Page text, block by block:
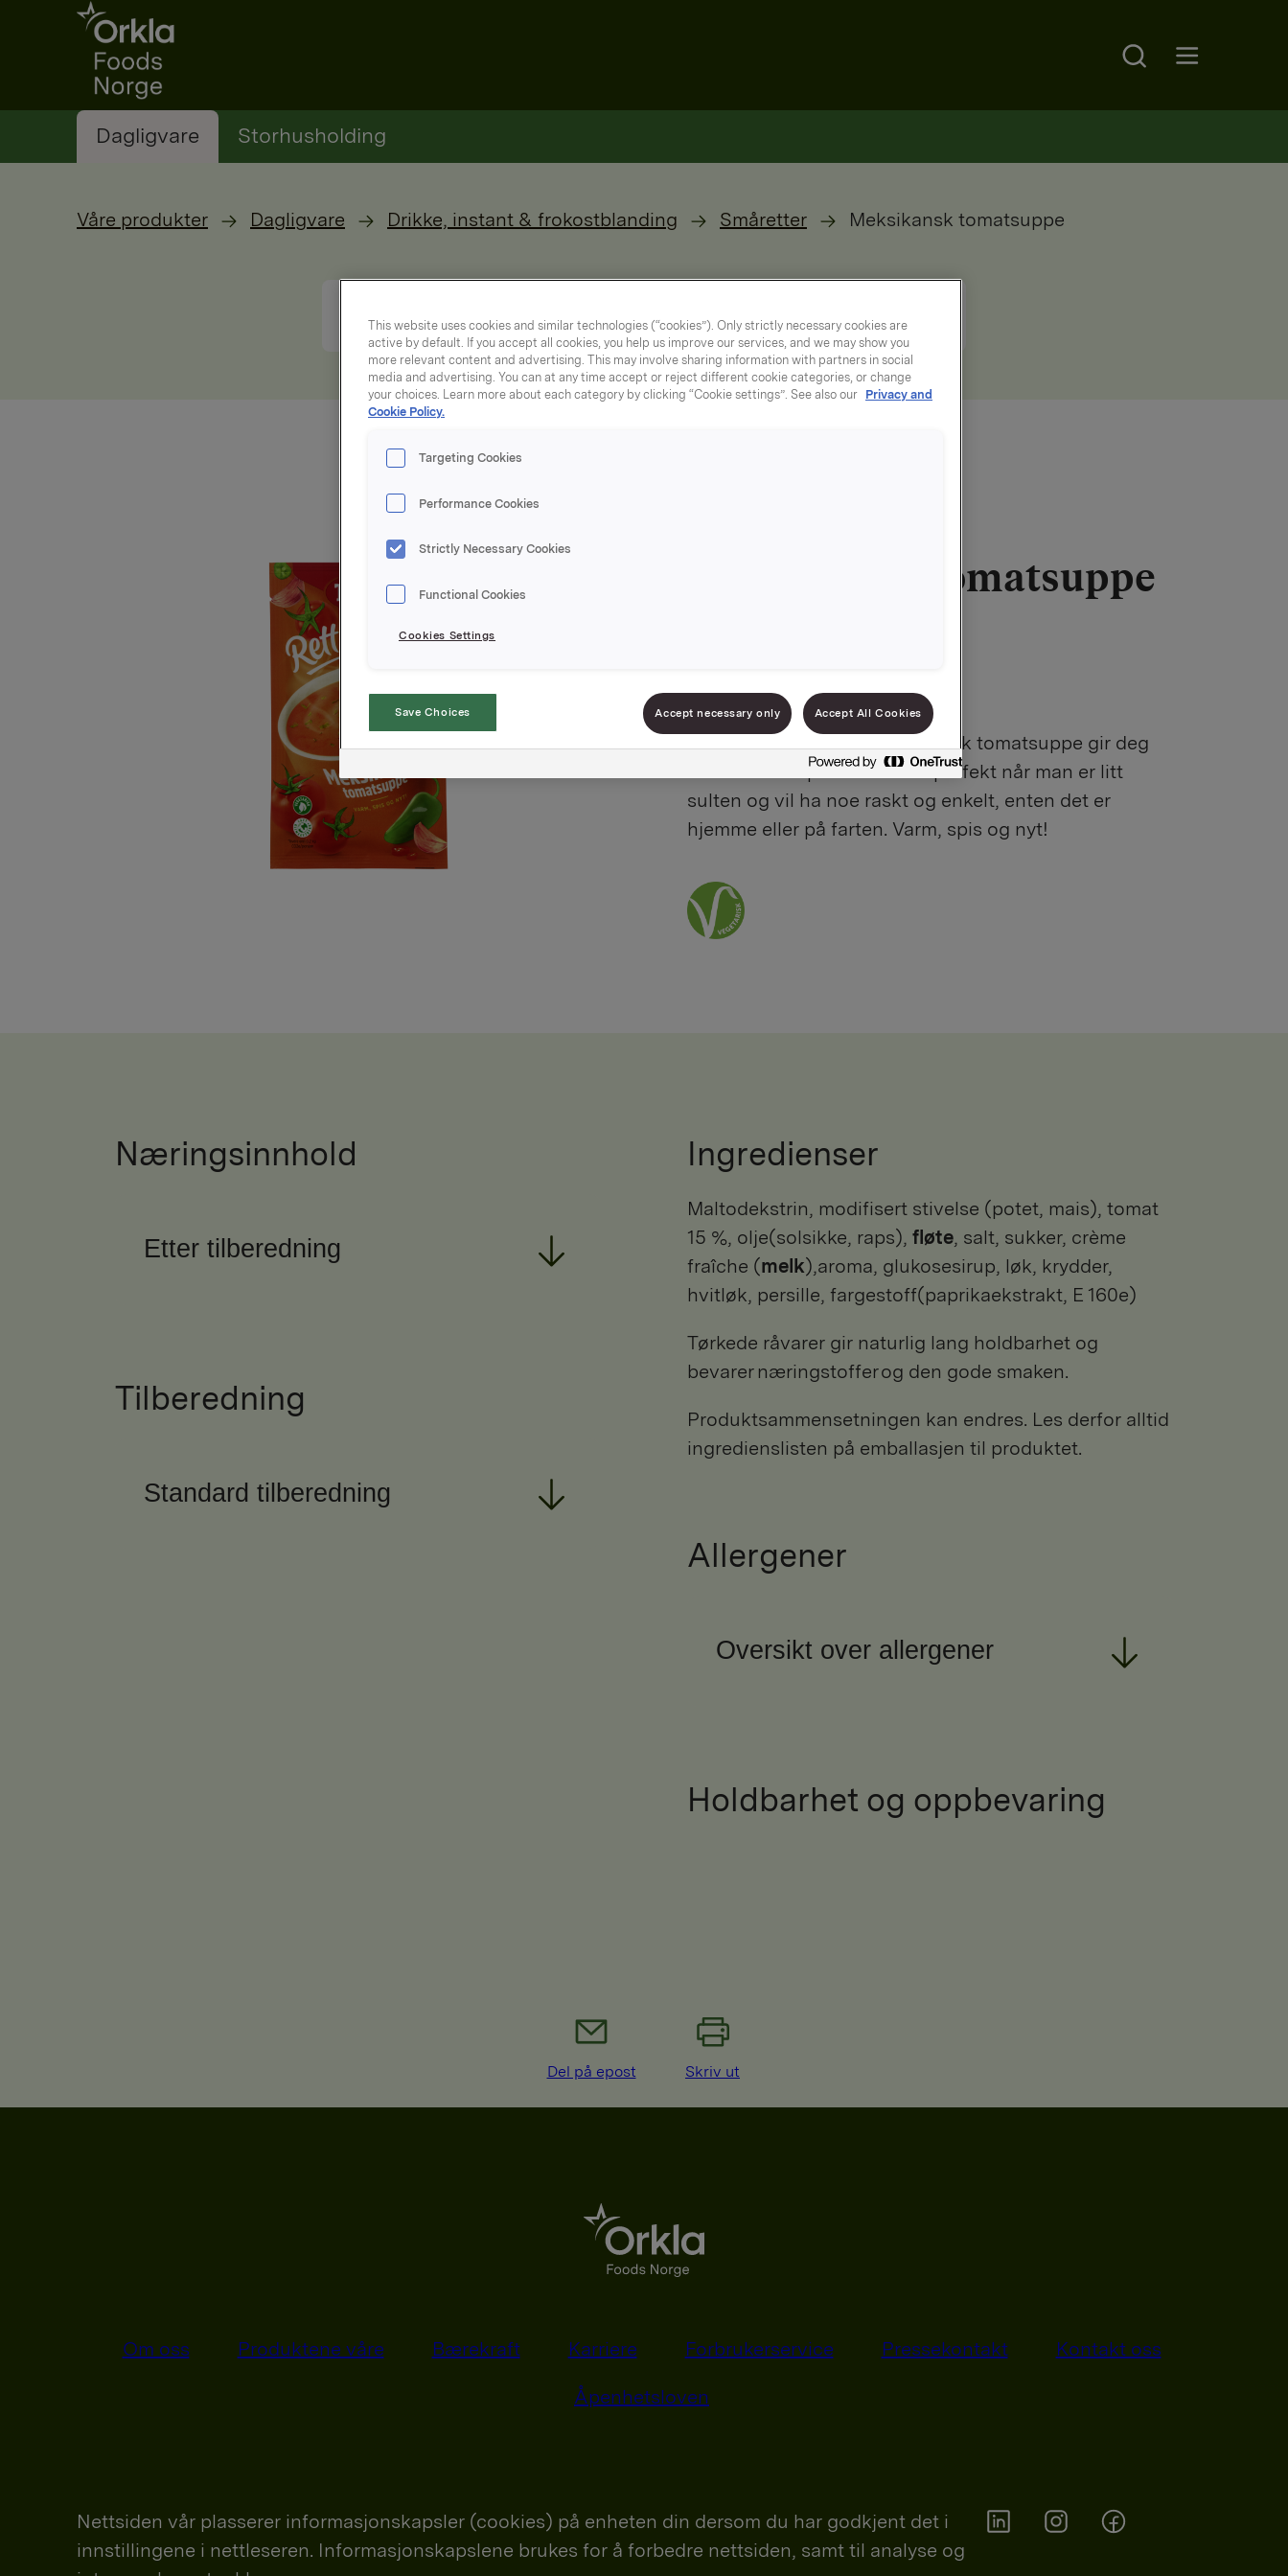
Go to frontpage
Search
Dagligvare Storhusholding
Våre produkter Dagligvare Drikke, instant & frokostblanding Småretter Meksikansk tomatsuppe
Meksikansk tomatsuppe
Varenummer: 07037610092982
TORO Rett i koppen Meksikansk tomatsuppe gir deg
en varmende pause. Passer perfekt når man er litt
sulten og vil ha noe raskt og enkelt, enten det er
hjemme eller på farten. Varm, spis og nyt!
Næringsinnhold
Etter tilberedning
Tilberedning
Standard tilberedning
Ingredienser
maltodekstrin, modifisert stivelse (potet, mais), tomat
15 %, olje(solsikke, raps), fløte, salt, sukker, crème
fraîche (melk),aroma, glukosesirup, løk, krydder,
hvitløk, persille, fargestoff(paprikaekstrakt, E 160e)
Tørkede råvarer gir naturlig lang holdbarhet og
bevarer næringstoffer og den gode smaken.
Produktsammensetningen kan endres. Les derfor alltid
ingredienslisten på emballasjen til produktet.
Allergener
Oversikt over allergener
Holdbarhet og oppbevaring
Del på epost Skriv ut
Om oss Produktene våre Bærekraft Karriere Forbrukerservice Pressekontakt Kontakt oss
Åpenhetsloven
Nettsiden vår plasserer informasjonskapsler (cookies) på enheten din dersom du har godkjent det i
innstillingene i nettleseren. Informasjonskapslene brukes for å forbedre nettsiden, samt til analyse og
This website uses cookies and similar technologies (“cookies”). Only strictly necessary cookies are
active by default. If you accept all cookies, you help us improve our services, and we may show you
more relevant content and advertising. This may involve sharing information with partners in social
media and advertising. You can at any time accept or reject different cookie categories, or change
your choices. Learn more about each category by clicking “Cookie settings”. See also our Privacy and
Cookie Policy.
Targeting Cookies
Performance Cookies
Strictly Necessary Cookies
Functional Cookies
Cookies Settings
Save Choices Accept necessary only Accept All Cookies